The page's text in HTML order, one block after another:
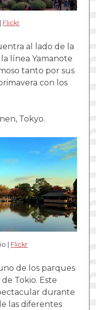
Flickr
al lado de la
línea Yamanote
tanto por sus
con los
Tokyo.
| Flickr
de los parques
Tokio. Este
durante
las diferentes